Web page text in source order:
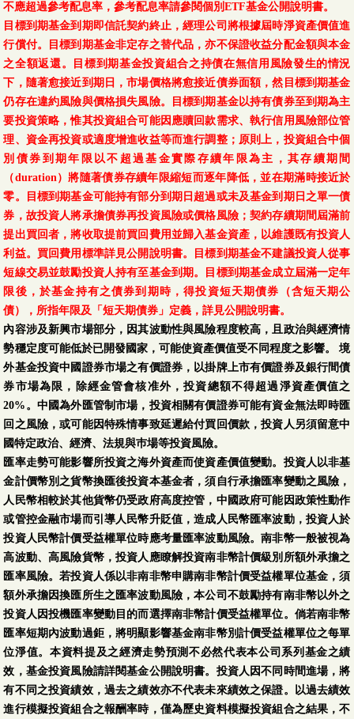
不應超過參考配息率，參考配息率請參閱個別ETF基金公開說明書。
目標到期基金到期即信託契約終止，經理公司將根據屆時淨資產價值進
行償付。目標到期基金非定存之替代品，亦不保證收益分配金額與本金
之全額返還。目標到期基金投資組合之持債在無信用風險發生的情況
下，隨著愈接近到期日，市場價格將愈接近債券面額，然目標到期基金
仍存在違約風險與價格損失風險。目標到期基金以持有債券至到期為主
要投資策略，惟其投資組合可能因應贖回款需求、執行信用風險部位管
理、資金再投資或適度增進收益等而進行調整；原則上，投資組合中個
別債券到期年限以不超過基金實際存續年限為主，其存續期間
（duration）將隨著債券存續年限縮短而逐年降低，並在期滿時接近於
零。目標到期基金可能持有部分到期日超過或未及基金到期日之單一債
券，故投資人將承擔債券再投資風險或價格風險；契約存續期間屆滿前
提出買回者，將收取提前買回費用並歸入基金資產，以維護既有投資人
利益。買回費用標準詳見公開說明書。目標到期基金不建議投資人從事
短線交易並鼓勵投資人持有至基金到期。目標到期基金成立屆滿一定年
限後，於基金持有之債券到期時，得投資短天期債券（含短天期公
債），所指年限及「短天期債券」定義，詳見公開說明書。
內容涉及新興市場部分，因其波動性與風險程度較高，且政治與經濟情
勢穩定度可能低於已開發國家，可能使資產價值受不同程度之影響。 境
外基金投資中國證券市場之有價證券，以掛牌上市有價證券及銀行間債
券市場為限，除經金管會核准外，投資總額不得超過淨資產價值之
20%。中國為外匯管制市場，投資相關有價證券可能有資金無法即時匯
回之風險，或可能因特殊情事致延遲給付買回價款，投資人另須留意中
國特定政治、經濟、法規與巿場等投資風險。
匯率走勢可能影響所投資之海外資產而使資產價值變動。投資人以非基
金計價幣別之貨幣換匯後投資本基金者，須自行承擔匯率變動之風險，
人民幣相較於其他貨幣仍受政府高度控管，中國政府可能因政策性動作
或管控金融市場而引導人民幣升貶值，造成人民幣匯率波動，投資人於
投資人民幣計價受益權單位時應考量匯率波動風險。南非幣一般被視為
高波動、高風險貨幣，投資人應瞭解投資南非幣計價級別所額外承擔之
匯率風險。若投資人係以非南非幣申購南非幣計價受益權單位基金，須
額外承擔因換匯所生之匯率波動風險，本公司不鼓勵持有南非幣以外之
投資人因投機匯率變動目的而選擇南非幣計價受益權單位。倘若南非幣
匯率短期內波動過鉅，將明顯影響基金南非幣別計價受益權單位之每單
位淨值。本資料提及之經濟走勢預測不必然代表本公司系列基金之績
效，基金投資風險請詳閱基金公開說明書。投資人因不同時間進場，將
有不同之投資績效，過去之績效亦不代表未來績效之保證。以過去績效
進行模擬投資組合之報酬率時，僅為歷史資料模擬投資組合之結果，不